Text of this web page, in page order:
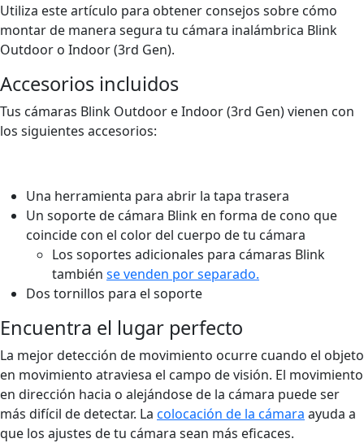
Utiliza este artículo para obtener consejos sobre cómo
montar de manera segura tu cámara inalámbrica Blink
Outdoor o Indoor (3rd Gen).
Accesorios incluidos
Tus cámaras Blink Outdoor e Indoor (3rd Gen) vienen con
los siguientes accesorios:
Una herramienta para abrir la tapa trasera
Un soporte de cámara Blink en forma de cono que
coincide con el color del cuerpo de tu cámara
Los soportes adicionales para cámaras Blink
también se venden por separado.
Dos tornillos para el soporte
Encuentra el lugar perfecto
La mejor detección de movimiento ocurre cuando el objeto
en movimiento atraviesa el campo de visión. El movimiento
en dirección hacia o alejándose de la cámara puede ser
más difícil de detectar. La colocación de la cámara ayuda a
que los ajustes de tu cámara sean más eficaces.